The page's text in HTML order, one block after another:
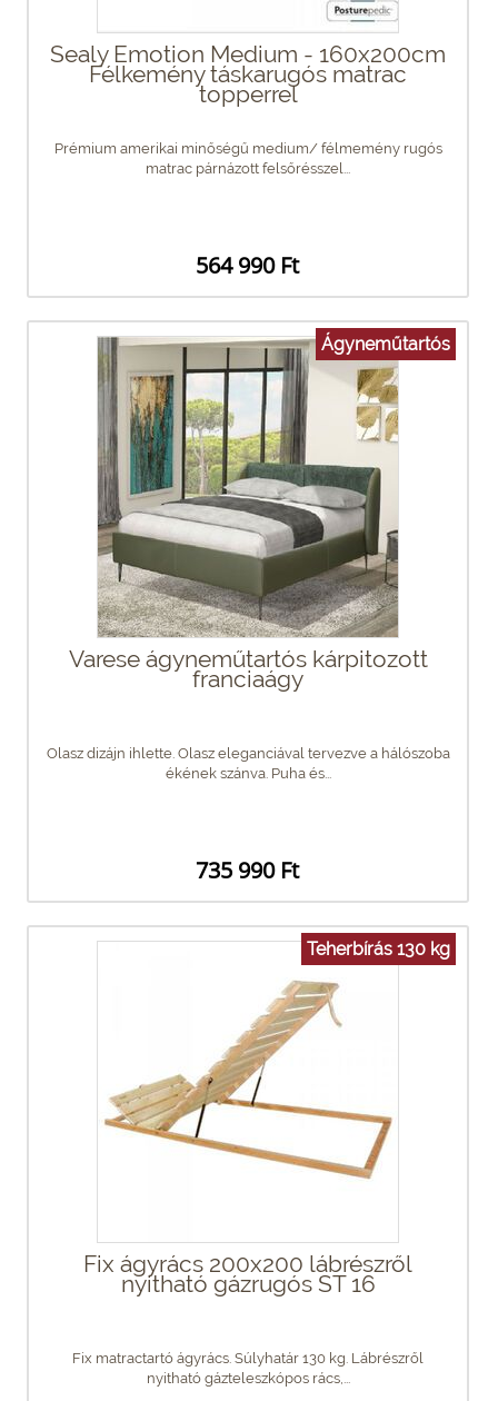
Sealy Emotion Medium - 160x200cm
Félkemény táskarugós matrac
topperrel
Prémium amerikai minőségű medium/ félmemény rugós
matrac párnázott felsőrésszel...
564 990 Ft
Ágyneműtartós
Varese ágyneműtartós kárpitozott
franciaágy
Olasz dizájn ihlette. Olasz eleganciával tervezve a hálószoba
ékének szánva. Puha és...
735 990 Ft
Teherbírás 130 kg
Fix ágyrács 200x200 lábrészről
nyitható gázrugós ST 16
Fix matractartó ágyrács. Súlyhatár 130 kg. Lábrészről
nyitható gázteleszkópos rács,...